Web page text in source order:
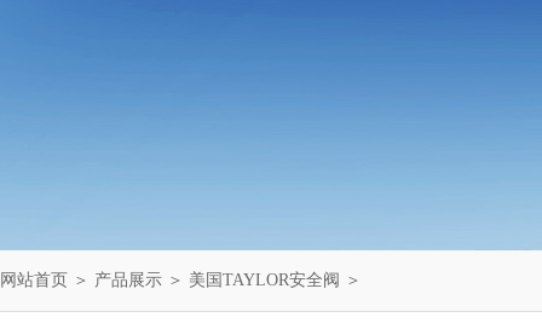
网站首页 ＞ 产品展示 ＞ 美国TAYLOR安全阀 ＞